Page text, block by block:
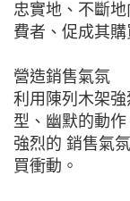
忠實地、不斷
費者、促成其購
營造銷售氣氛
利用陳列木架
型、幽默的動
強烈的 銷售氣
買衝動。